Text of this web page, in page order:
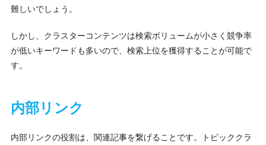
難しいでしょう。
しかし、クラスターコンテンツは検索ボリュームが小さく競争率
が低いキーワードも多いので、検索上位を獲得することが可能で
す。
内部リンク
内部リンクの役割は、関連記事を繋げることです。トピッククラ